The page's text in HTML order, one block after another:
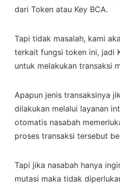
dari Token atau Key BCA.
Tapi tidak masalah, kami
terkait fungsi token ini, jadi
untuk melakukan transaksi
Apapun jenis transaksinya
dilakukan melalui layanan
otomatis nasabah
proses transaksi tersebut
Tapi jika nasabah hanya
mutasi maka tidak